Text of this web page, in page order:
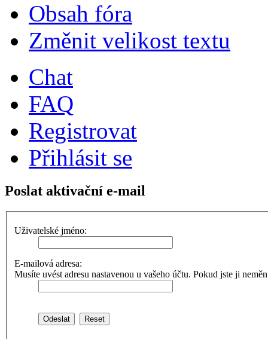
Obsah fóra
Změnit velikost textu
Chat
FAQ
Registrovat
Přihlásit se
Poslat aktivační e-mail
Uživatelské jméno:
E-mailová adresa:
Musíte uvést adresu nastavenou u vašeho účtu. Pokud jste ji